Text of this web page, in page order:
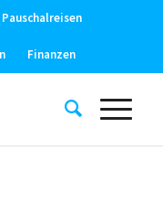
Pauschalreisen
Finanzen